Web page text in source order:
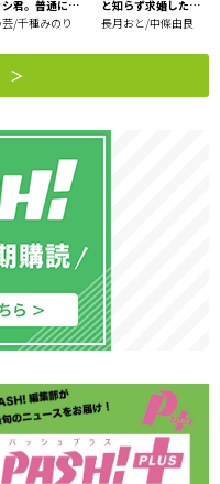
シ君。普通に高
活を送りたい
芸/千種みのり
と知らず求婚した結
果 ～最強の神獣騎
りました!?～
長月おと/中條由良
＞